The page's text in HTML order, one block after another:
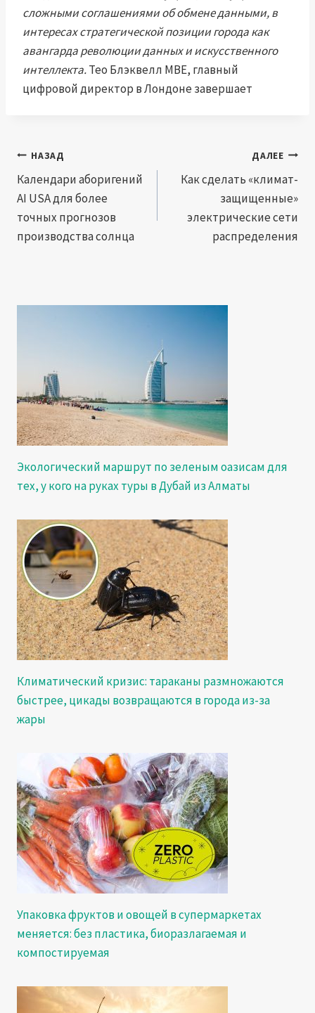
сложными соглашениями об обмене данными, в
интересах стратегической позиции города как
авангарда революции данных и искусственного
интеллекта.Тео Блэквелл MBE, главный
цифровой директор в Лондоне завершает
Навигация
по
записям
НАЗАД
Календари аборигений
AI USA для более
точных прогнозов
производства солнца
ДАЛЕЕ
Как сделать «климат-
защищенные»
электрические сети
распределения
Экологический маршрут по зеленым оазисам для
тех, у кого на руках туры в Дубай из Алматы
Климатический кризис: тараканы размножаются
быстрее, цикады возвращаются в города из-за
жары
Упаковка фруктов и овощей в супермаркетах
меняется: без пластика, биоразлагаемая и
компостируемая